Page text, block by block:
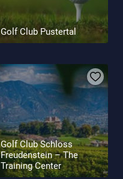
Golf Club Pustertal
Golf Club Schloss
Freudenstein – The
Training Center